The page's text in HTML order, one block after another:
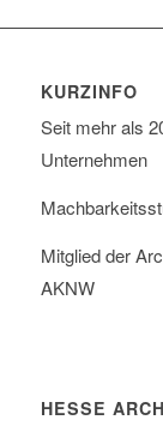
KURZINFO
Seit mehr als
Unternehmen
Mitglied der
AKNW
HESSE